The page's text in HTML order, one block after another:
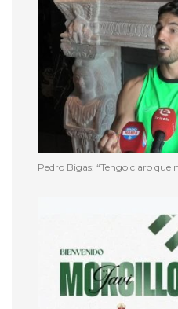
Pedro Bigas: “Tengo claro que